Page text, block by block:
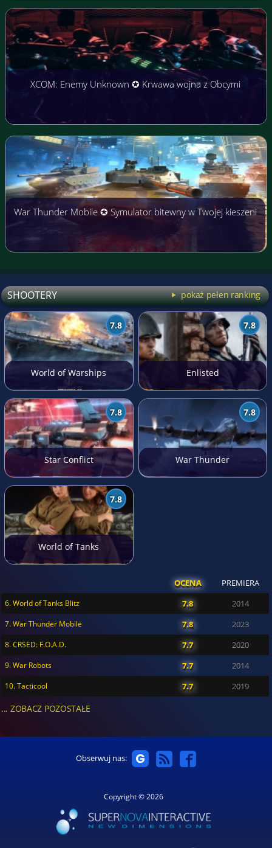
XCOM: Enemy Unknown ✪ Krwawa wojna z Obcymi
War Thunder Mobile ✪ Symulator bitewny w Twojej kieszeni
SHOOTERY pokaż pełen ranking
7.8
World of Warships
7.8
Enlisted
7.8
Star Conflict
7.8
War Thunder
7.8
World of Tanks
OCENA PREMIERA
6. World of Tanks Blitz 7.8 2014
7. War Thunder Mobile 7.8 2023
8. CRSED: F.O.A.D. 7.7 2020
9. War Robots 7.7 2014
10. Tacticool 7.7 2019
... ZOBACZ POZOSTAŁE
Obserwuj nas:
Copyright © 2026